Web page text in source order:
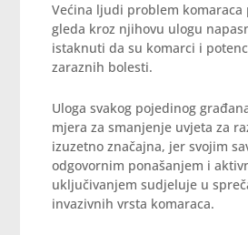
Većina ljudi problem komaraca
gleda kroz njihovu ulogu
istaknuti da su komarci i
zaraznih bolesti.
Uloga svakog pojedinog
mjera za smanjenje uvjeta za
izuzetno značajna, jer svojim
odgovornim ponašanjem i
uključivanjem sudjeluje u
invazivnih vrsta komaraca.